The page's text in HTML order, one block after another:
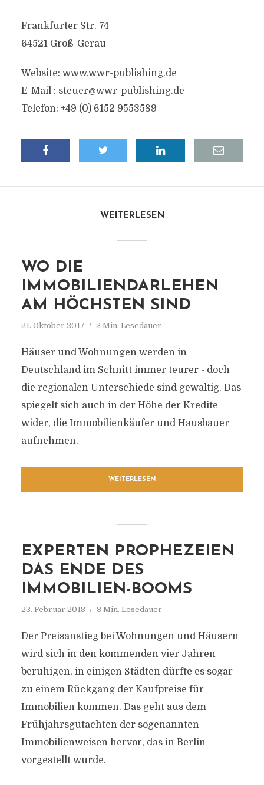
Frankfurter Str. 74
64521 Groß-Gerau
Website: www.wwr-publishing.de
E-Mail : steuer@wwr-publishing.de
Telefon: +49 (0) 6152 9553589
WEITERLESEN
WO DIE
IMMOBILIENDARLEHEN
AM HÖCHSTEN SIND
21. Oktober 2017 2 Min. Lesedauer
Häuser und Wohnungen werden in
Deutschland im Schnitt immer teurer - doch
die regionalen Unterschiede sind gewaltig. Das
spiegelt sich auch in der Höhe der Kredite
wider, die Immobilienkäufer und Hausbauer
aufnehmen.
WEITERLESEN
EXPERTEN PROPHEZEIEN
DAS ENDE DES
IMMOBILIEN-BOOMS
23. Februar 2018 3 Min. Lesedauer
Der Preisanstieg bei Wohnungen und Häusern
wird sich in den kommenden vier Jahren
beruhigen, in einigen Städten dürfte es sogar
zu einem Rückgang der Kaufpreise für
Immobilien kommen. Das geht aus dem
Frühjahrsgutachten der sogenannten
Immobilienweisen hervor, das in Berlin
vorgestellt wurde.